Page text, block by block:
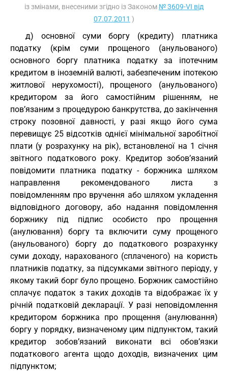
із змінами, внесеними згідно із Законом № 3609-VI від
07.07.2011 )
д) основної суми боргу (кредиту) платника
податку (крім суми прощеного (анульованого)
основного боргу платника податку за іпотечним
кредитом в іноземній валюті, забезпеченим іпотекою
житлової нерухомості), прощеного (анульованого)
кредитором за його самостійним рішенням, не
пов’язаним з процедурою банкрутства, до закінчення
строку позовної давності, у разі якщо його сума
перевищує 25 відсотків однієї мінімальної заробітної
плати (у розрахунку на рік), встановленої на 1 січня
звітного податкового року. Кредитор зобов’язаний
повідомити платника податку - боржника шляхом
направлення рекомендованого листа з
повідомленням про вручення або шляхом укладення
відповідного договору, або надання повідомлення
боржнику під підпис особисто про прощення
(анулювання) боргу та включити суму прощеного
(анульованого) боргу до податкового розрахунку
суми доходу, нарахованого (сплаченого) на користь
платників податку, за підсумками звітного періоду, у
якому такий борг було прощено. Боржник самостійно
сплачує податок з таких доходів та відображає їх у
річній податковій декларації. У разі неповідомлення
кредитором боржника про прощення (анулювання)
боргу у порядку, визначеному цим підпунктом, такий
кредитор зобов’язаний виконати всі обов’язки
податкового агента щодо доходів, визначених цим
підпунктом;